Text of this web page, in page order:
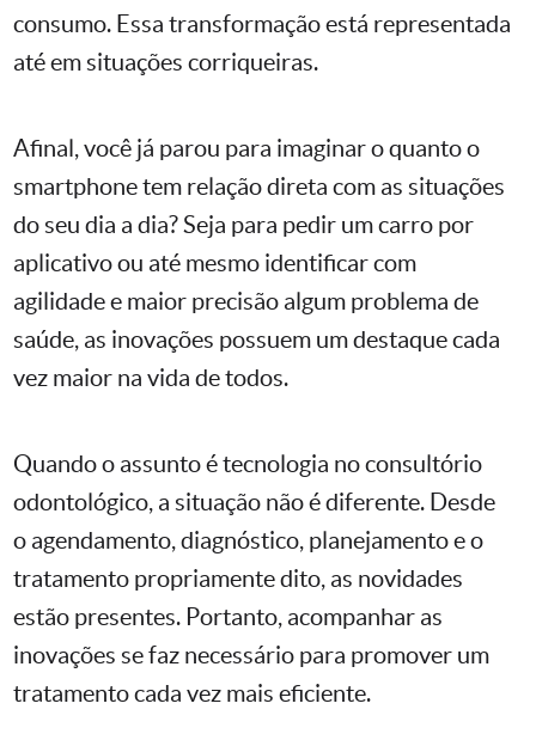
consumo. Essa transformação está representada
até em situações corriqueiras.
Afinal, você já parou para imaginar o quanto o
smartphone tem relação direta com as situações
do seu dia a dia? Seja para pedir um carro por
aplicativo ou até mesmo identificar com
agilidade e maior precisão algum problema de
saúde, as inovações possuem um destaque cada
vez maior na vida de todos.
Quando o assunto é tecnologia no consultório
odontológico, a situação não é diferente. Desde
o agendamento, diagnóstico, planejamento e o
tratamento propriamente dito, as novidades
estão presentes. Portanto, acompanhar as
inovações se faz necessário para promover um
tratamento cada vez mais eficiente.